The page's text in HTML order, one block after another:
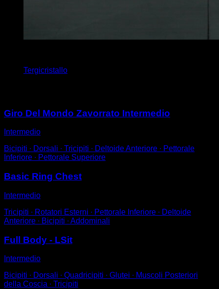
Tergicristallo
Giro Del Mondo Zavorrato Intermedio
Intermedio
Bicipiti ∙ Dorsali ∙ Tricipiti ∙ Deltoide Anteriore ∙ Pettorale
Inferiore ∙ Pettorale Superiore
Basic Ring Chest
Intermedio
Tricipiti ∙ Rotatori Esterni ∙ Pettorale Inferiore ∙ Deltoide
Anteriore ∙ Bicipiti ∙ Addominali
Full Body - LSit
Intermedio
Bicipiti ∙ Dorsali ∙ Quadricipiti ∙ Glutei ∙ Muscoli Posteriori
della Coscia ∙ Tricipiti